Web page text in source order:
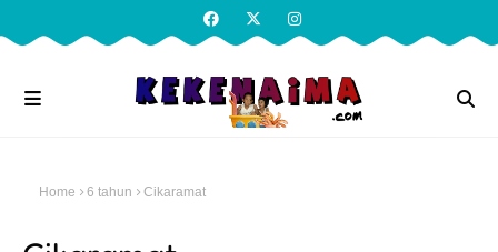
Home 6 tahun Cikaramat